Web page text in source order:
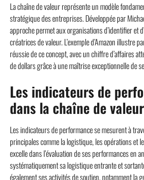
La chaîne de valeur représente un modèle
stratégique des entreprises. Développée par
approche permet aux organisations d’identifier et
créatrices de valeur. L’exemple d’Amazon illustre
réussie de ce concept, avec un chiffre d’affaires
de dollars grâce à une maîtrise exceptionnelle de
Les indicateurs de
dans la chaîne de valeur
Les indicateurs de performance se mesurent à
principales comme la logistique, les opérations et
excelle dans l’évaluation de ses performances en
systématiquement sa logistique entrante et
également ses activités de soutien, notamment la